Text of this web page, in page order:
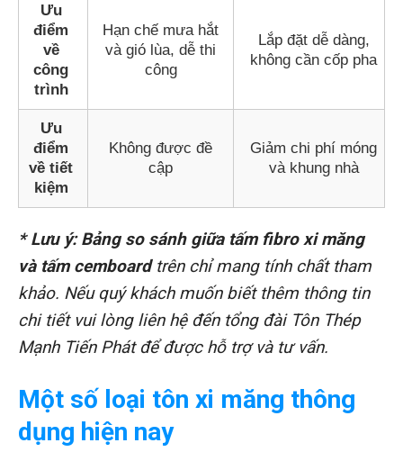
Ưu
điểm
về
công
trình
Hạn chế mưa hắt
và gió lùa, dễ thi
công
Lắp đặt dễ dàng,
không cần cốp pha
Ưu
điểm
về tiết
kiệm
Không được đề
cập
Giảm chi phí móng
và khung nhà
* Lưu ý: Bảng so sánh giữa tấm fibro xi măng
và tấm cemboardtrên chỉ mang tính chất tham
khảo. Nếu quý khách muốn biết thêm thông tin
chi tiết vui lòng liên hệ đến tổng đài Tôn Thép
Mạnh Tiến Phát để được hỗ trợ và tư vấn.
Một số loại tôn xi măng thông
dụng hiện nay